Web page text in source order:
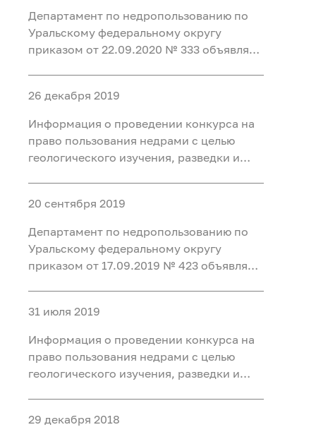
минеральных вод (для
бальнеоприменения) на Санаторном
Департамент по недропользованию по
Уральскому федеральному округу
приказом от 22.09.2020 № 333 объявляет
минеральных вод для
бальнеоприменения на участке недр
Месторождение Восточно-
26 декабря 2019
Информация о проведении конкурса на
право пользования недрами с целью
геологического изучения, разведки и
каменноугольного месторождения и
Низовский Низовского
каменноугольного месторождения и в
20 сентября 2019
Департамент по недропользованию по
Уральскому федеральному округу
приказом от 17.09.2019 № 423 объявляет
грязей для бальнеоприменения на
участке недр «Тулубаево-2»
месторождения «Озер
31 июля 2019
Информация о проведении конкурса на
право пользования недрами с целью
геологического изучения, разведки и
Прокопьевского каменноугольного
29 декабря 2018